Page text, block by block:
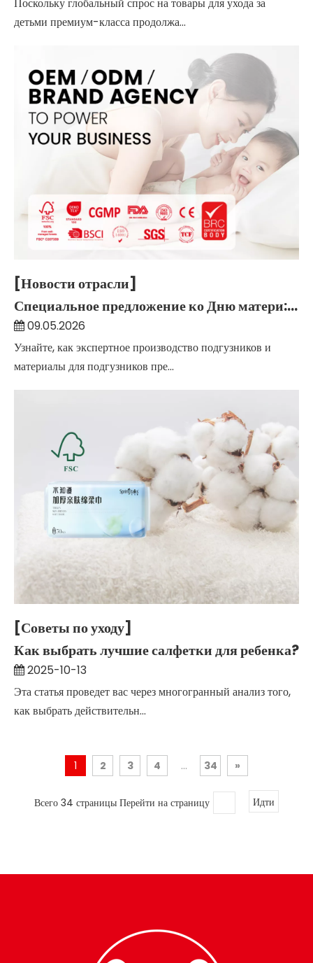
детьми премиум-класса продолжа...
[Новости отрасли]
Специальное предложение ко Дню матери: основное руководство по выбору мягких, безопасных и надежных подгузников.
09.05.2026
Узнайте, как экспертное производство подгузников и
материалы для подгузников пре...
[Советы по уходу]
Как выбрать лучшие салфетки для ребенка?
2025-10-13
Эта статья проведет вас через многогранный анализ того,
как выбрать действительн...
1 2 3 4 ... 34 »
Всего 34 страницы Перейти на страницу Идти